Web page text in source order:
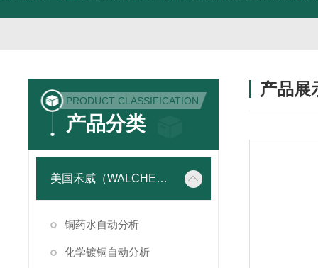
PRODUCT CLASSIFICATION
产品分类
美国禾威（WALCHEM）自动添加控制器
铜药水自动分析
化学镀铜自动分析
产品展